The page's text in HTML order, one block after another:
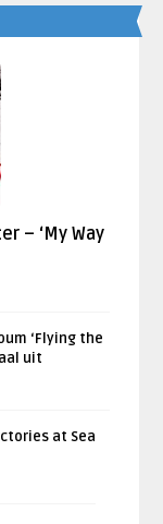
– ‘My Way
‘Flying the
uit
at Sea